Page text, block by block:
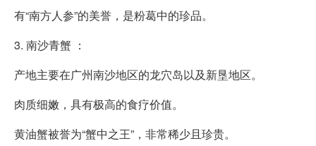
有“南方人参”的美誉，是粉葛中的珍品。
3. 南沙青蟹 ：
产地主要在广州南沙地区的龙穴岛以及新垦地区。
肉质细嫩，具有极高的食疗价值。
黄油蟹被誉为“蟹中之王”，非常稀少且珍贵。